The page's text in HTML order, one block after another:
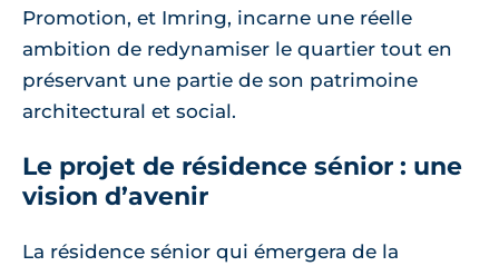
Promotion, et Imring, incarne une réelle
ambition de redynamiser le quartier tout en
préservant une partie de son patrimoine
architectural et social.
Le projet de résidence sénior : une
vision d’avenir
La résidence sénior qui émergera de la